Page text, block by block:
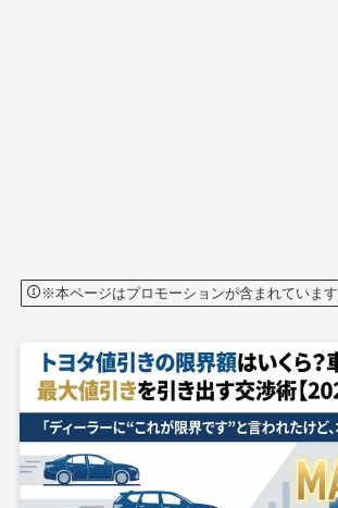
※本ページはプロモーションが含まれています